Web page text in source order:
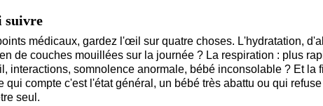
suivre
médicaux, gardez l'œil sur quatre choses. L'hydratation,
de couches mouillées sur la journée ? La respiration : plus
interactions, somnolence anormale, bébé inconsolable ? Et la
qui compte c'est l'état général, un bébé très abattu ou qui
seul.